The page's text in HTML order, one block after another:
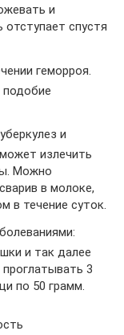
и
спустя
геморроя.
подобие
и
излечить
Можно
в молоке,
в течение суток.
и так далее
3
по 50 грамм.